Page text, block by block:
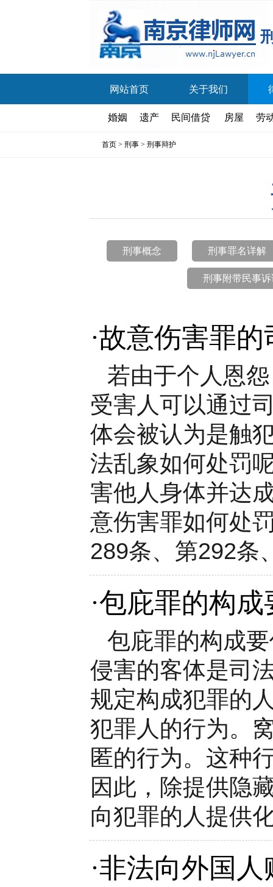
网站首页 关于我们
婚姻 遗产 民间借贷 房屋 劳
首页> 刑事> 刑事辩护
刑事概念 刑事罪名详解
刑事附带民事诉
·故意伤害罪
若由于个人恩
受害人可以通过
体会被认为是触
法乱象如何处罚
害他人身体并达
意伤害罪如何处
289条、第292条
·包庇罪的构
包庇罪的构成
侵害的客体是司
规定构成犯罪的
犯罪人的行为。
匿的行为。这种
因此，除提供隐
向犯罪的人提供
·非法向外国